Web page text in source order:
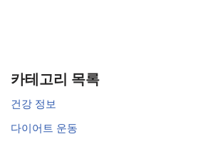
카테고리 목록
건강 정보
다이어트 운동